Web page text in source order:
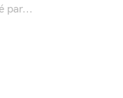
par...